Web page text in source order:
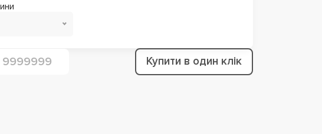
Купити в один клік